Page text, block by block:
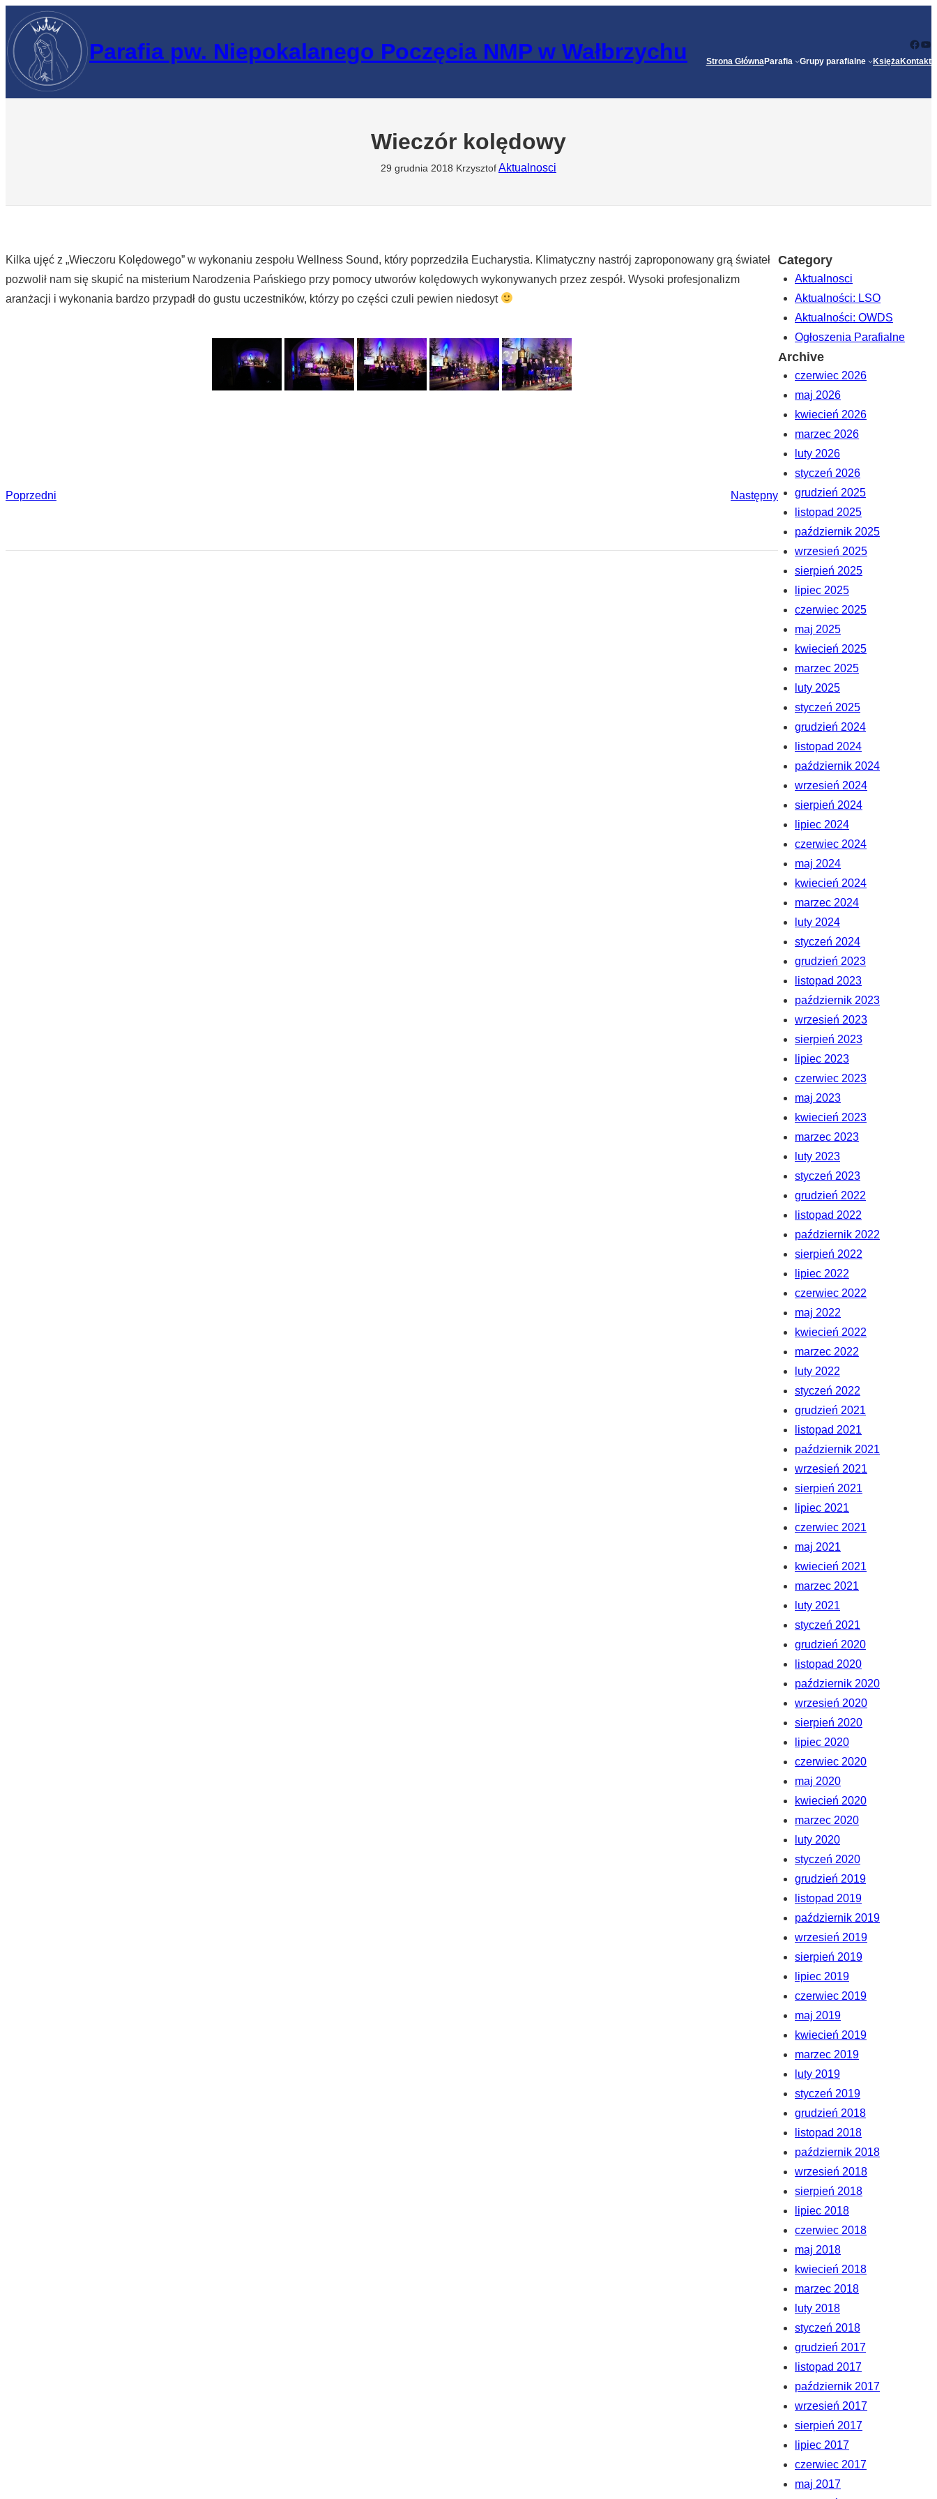
Przejdź
do
treści
Parafia pw. Niepokalanego Poczęcia NMP w Wałbrzychu Strona GłównaParafia Grupy parafialne KsiężaKontakt
Wieczór kolędowy
29 grudnia 2018 Krzysztof Aktualnosci
Kilka ujęć z „Wieczoru Kolędowego” w wykonaniu zespołu Wellness Sound, który poprzedziła Eucharystia. Klimatyczny nastrój zaproponowany grą świateł
pozwolił nam się skupić na misterium Narodzenia Pańskiego przy pomocy utworów kolędowych wykonywanych przez zespół. Wysoki profesjonalizm
aranżacji i wykonania bardzo przypadł do gustu uczestników, którzy po części czuli pewien niedosyt
Poprzedni Następny
Category
Aktualnosci
Aktualności: LSO
Aktualności: OWDS
Ogłoszenia Parafialne
Archive
czerwiec 2026
maj 2026
kwiecień 2026
marzec 2026
luty 2026
styczeń 2026
grudzień 2025
listopad 2025
październik 2025
wrzesień 2025
sierpień 2025
lipiec 2025
czerwiec 2025
maj 2025
kwiecień 2025
marzec 2025
luty 2025
styczeń 2025
grudzień 2024
listopad 2024
październik 2024
wrzesień 2024
sierpień 2024
lipiec 2024
czerwiec 2024
maj 2024
kwiecień 2024
marzec 2024
luty 2024
styczeń 2024
grudzień 2023
listopad 2023
październik 2023
wrzesień 2023
sierpień 2023
lipiec 2023
czerwiec 2023
maj 2023
kwiecień 2023
marzec 2023
luty 2023
styczeń 2023
grudzień 2022
listopad 2022
październik 2022
sierpień 2022
lipiec 2022
czerwiec 2022
maj 2022
kwiecień 2022
marzec 2022
luty 2022
styczeń 2022
grudzień 2021
listopad 2021
październik 2021
wrzesień 2021
sierpień 2021
lipiec 2021
czerwiec 2021
maj 2021
kwiecień 2021
marzec 2021
luty 2021
styczeń 2021
grudzień 2020
listopad 2020
październik 2020
wrzesień 2020
sierpień 2020
lipiec 2020
czerwiec 2020
maj 2020
kwiecień 2020
marzec 2020
luty 2020
styczeń 2020
grudzień 2019
listopad 2019
październik 2019
wrzesień 2019
sierpień 2019
lipiec 2019
czerwiec 2019
maj 2019
kwiecień 2019
marzec 2019
luty 2019
styczeń 2019
grudzień 2018
listopad 2018
październik 2018
wrzesień 2018
sierpień 2018
lipiec 2018
czerwiec 2018
maj 2018
kwiecień 2018
marzec 2018
luty 2018
styczeń 2018
grudzień 2017
listopad 2017
październik 2017
wrzesień 2017
sierpień 2017
lipiec 2017
czerwiec 2017
maj 2017